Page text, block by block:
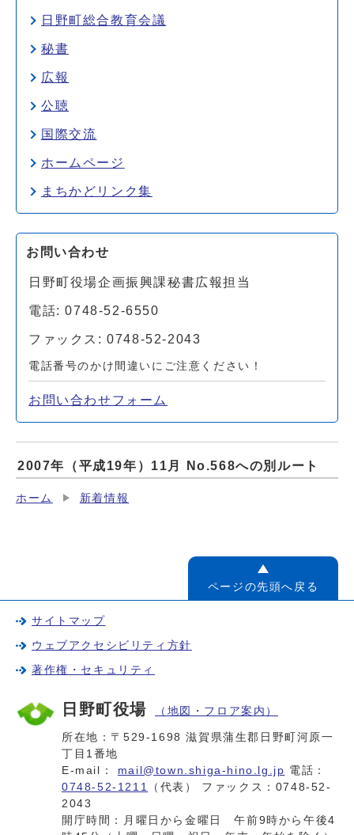
日野町総合教育会議
秘書
広報
公聴
国際交流
ホームページ
まちかどリンク集
お問い合わせ
日野町役場企画振興課秘書広報担当
電話: 0748-52-6550
ファックス: 0748-52-2043
電話番号のかけ間違いにご注意ください！
お問い合わせフォーム
2007年（平成19年）11月 No.568への別ルート
ホーム 新着情報
ページの先頭へ戻る
サイトマップ
ウェブアクセシビリティ方針
著作権・セキュリティ
日野町役場 （地図・フロア案内）
所在地：〒529-1698 滋賀県蒲生郡日野町河原一
丁目1番地
E-mail： mail@town.shiga-hino.lg.jp 電話：
0748-52-1211
（代表） ファックス：0748-52-
2043
開庁時間：月曜日から金曜日 午前9時から午後4